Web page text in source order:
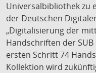
Universalbibliothek zu
der Deutschen
„Digitalisierung der
Handschriften der
ersten Schritt 74
Kollektion wird